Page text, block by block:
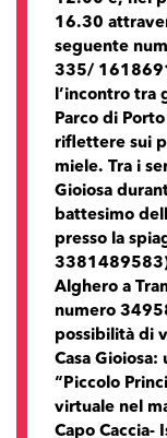
16.30
seguente
335/
l’incontro tra
Parco di
riflettere sui
miele. Tra i
Gioiosa
battesimo
presso la
3381489583)
Alghero a
numero
possibilità di
Casa
“Piccolo
virtuale nel
Capo Caccia-